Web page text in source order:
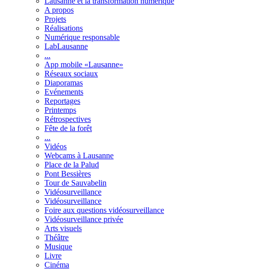
A propos
Projets
Réalisations
Numérique responsable
LabLausanne
...
App mobile «Lausanne»
Réseaux sociaux
Diaporamas
Evénements
Reportages
Printemps
Rétrospectives
Fête de la forêt
...
Vidéos
Webcams à Lausanne
Place de la Palud
Pont Bessières
Tour de Sauvabelin
Vidéosurveillance
Vidéosurveillance
Foire aux questions vidéosurveillance
Vidéosurveillance privée
Arts visuels
Théâtre
Musique
Livre
Cinéma